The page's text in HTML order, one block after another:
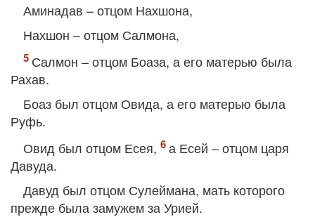
Аминадав – отцом Нахшона,
Нахшон – отцом Салмона,
Салмон – отцом Боаза, а его матерью была
Рахав.
Боаз был отцом Овида, а его матерью была
Руфь.
Овид был отцом Есея,
а Есей – отцом царя
Давуда.
Давуд был отцом Сулеймана, мать которого
прежде была замужем за Урией.